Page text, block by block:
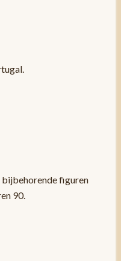
bijbehorende figuren
90.